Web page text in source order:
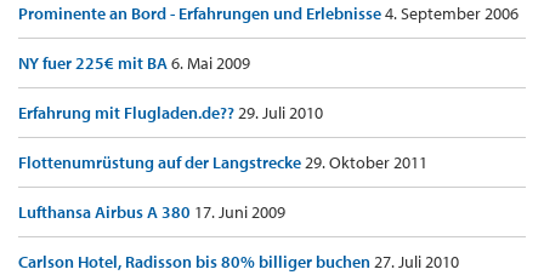
Prominente an Bord - Erfahrungen und Erlebnisse4. September 2006
NY fuer 225€ mit BA6. Mai 2009
Erfahrung mit Flugladen.de??29. Juli 2010
Flottenumrüstung auf der Langstrecke29. Oktober 2011
Lufthansa Airbus A 380 17. Juni 2009
Carlson Hotel, Radisson bis 80% billiger buchen27. Juli 2010